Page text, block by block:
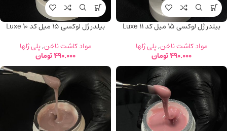
بیلدر ژل لوکسی 15 میل کد Luxe 11
مواد کاشت ناخن,پلی ژلها
490.000تومان
بیلدر ژل لوکسی 15 میل کد Luxe 10
مواد کاشت ناخن,پلی ژلها
490.000تومان